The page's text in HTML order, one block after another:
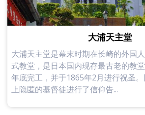
大浦天主堂
大浦天主堂是幕末时期在长崎的外国
式教堂，是日本国内现存最古老的教
年底完工，并于1865年2月进行祝圣
上隐匿的基督徒进行了信仰告...